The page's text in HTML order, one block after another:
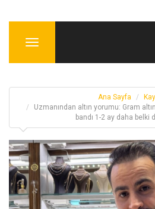
Menu
Ana Sayfa
Uzmanından altın yorumu: Gram
bandı 1-2 ay daha belki